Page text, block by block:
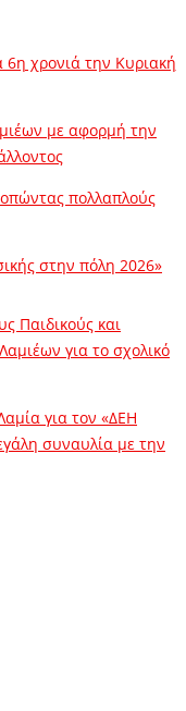
χρονιά την Κυριακή
με αφορμή την
πολλαπλούς
στην πόλη 2026»
Παιδικούς και
για το σχολικό
για τον «ΔΕΗ
συναυλία με την